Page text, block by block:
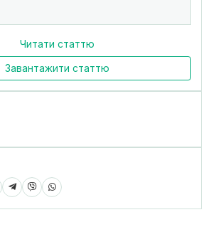
Читати статтю
Завантажити статтю